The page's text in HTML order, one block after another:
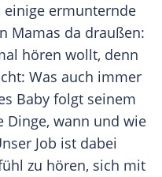
ermunternde
Mamas da draußen:
hören wollt, denn
Was auch immer
Baby folgt seinem
Dinge, wann und wie
Job ist dabei
zu hören, sich mit